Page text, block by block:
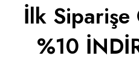
İlk Siparişe
%10